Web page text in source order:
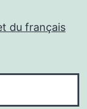
du français